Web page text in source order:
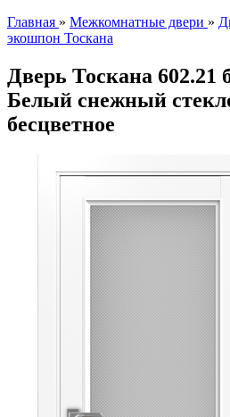
Главная » Межкомнатные двери »
экошпон Тоскана
Дверь Тоскана
Белый снежный
бесцветное